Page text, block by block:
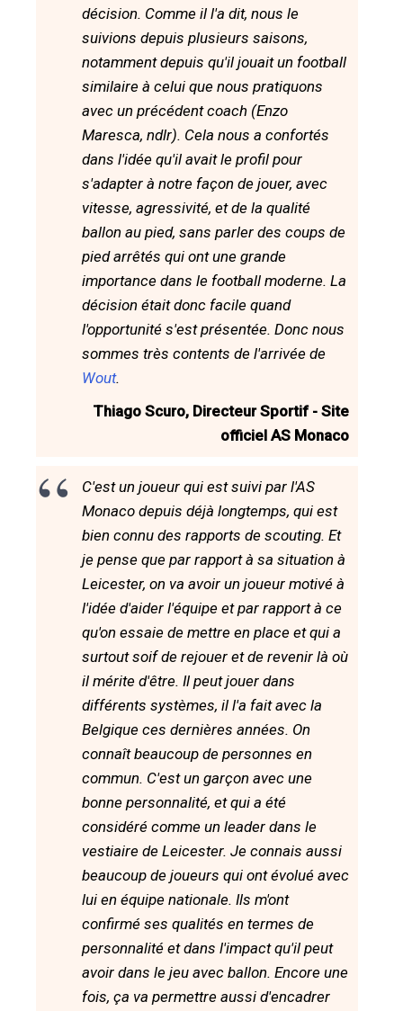
décision. Comme il l'a dit, nous le
suivions depuis plusieurs saisons,
notamment depuis qu'il jouait un football
similaire à celui que nous pratiquons
avec un précédent coach (Enzo
Maresca, ndlr). Cela nous a confortés
dans l'idée qu'il avait le profil pour
s'adapter à notre façon de jouer, avec
vitesse, agressivité, et de la qualité
ballon au pied, sans parler des coups de
pied arrêtés qui ont une grande
importance dans le football moderne. La
décision était donc facile quand
l'opportunité s'est présentée. Donc nous
sommes très contents de l'arrivée de
Wout.
Thiago Scuro, Directeur Sportif - Site
officiel AS Monaco
C'est un joueur qui est suivi par l'AS
Monaco depuis déjà longtemps, qui est
bien connu des rapports de scouting. Et
je pense que par rapport à sa situation à
Leicester, on va avoir un joueur motivé à
l'idée d'aider l'équipe et par rapport à ce
qu'on essaie de mettre en place et qui a
surtout soif de rejouer et de revenir là où
il mérite d'être. Il peut jouer dans
différents systèmes, il l'a fait avec la
Belgique ces dernières années. On
connaît beaucoup de personnes en
commun. C'est un garçon avec une
bonne personnalité, et qui a été
considéré comme un leader dans le
vestiaire de Leicester. Je connais aussi
beaucoup de joueurs qui ont évolué avec
lui en équipe nationale. Ils m'ont
confirmé ses qualités en termes de
personnalité et dans l'impact qu'il peut
avoir dans le jeu avec ballon. Encore une
fois, ça va permettre aussi d'encadrer